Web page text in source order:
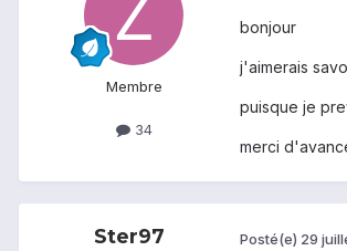
Membre
34
bonjour
j'aimerais
puisque je
merci
Ster97 Posté(e) 29